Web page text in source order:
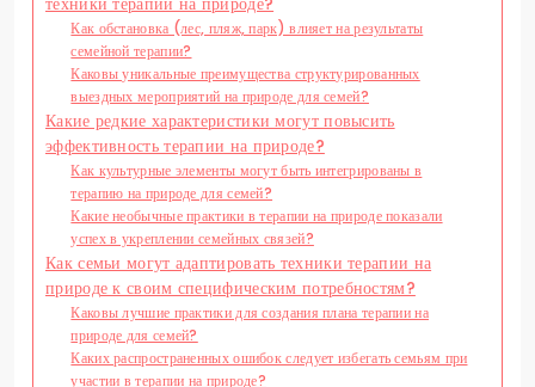
Как обстановка (лес, пляж, парк) влияет на результаты
семейной терапии?
Каковы уникальные преимущества структурированных
выездных мероприятий на природе для семей?
Какие редкие характеристики могут повысить
эффективность терапии на природе?
Как культурные элементы могут быть интегрированы в
терапию на природе для семей?
Какие необычные практики в терапии на природе показали
успех в укреплении семейных связей?
Как семьи могут адаптировать техники терапии на
природе к своим специфическим потребностям?
Каковы лучшие практики для создания плана терапии на
природе для семей?
Каких распространенных ошибок следует избегать семьям при
участии в терапии на природе?